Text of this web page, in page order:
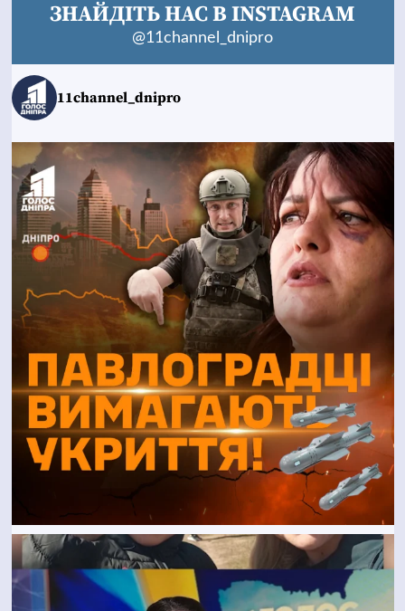
ЗНАЙДІТЬ НАС В INSTAGRAM
@11channel_dnipro
11channel_dnipro